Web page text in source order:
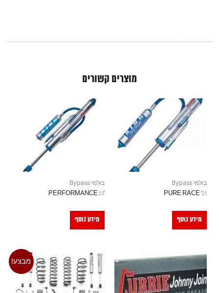
מוצרים קשורים
בולמי Bypass
2.5" PURE RACE
מידע נוסף
בולמי Bypass
"PERFORMANCE 2.0
מידע נוסף
מבצע!